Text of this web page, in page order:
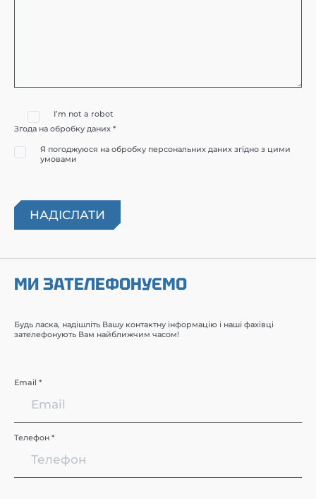
I’m not a robot
Згода на обробку даних *
Я погоджуюся на обробку персональних даних згідно з цими
умовами
МИ ЗАТЕЛЕФОНУЄМО
Будь ласка, надішліть Вашу контактну інформацію і наші фахівці
зателефонують Вам найближчим часом!
Email *
Телефон *